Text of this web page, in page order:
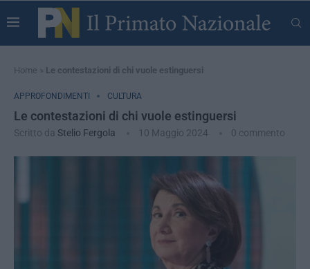
Home » Le contestazioni di chi vuole estinguersi
APPROFONDIMENTI CULTURA
Le contestazioni di chi vuole estinguersi
Scritto da Stelio Fergola 10 Maggio 2024 0 commento